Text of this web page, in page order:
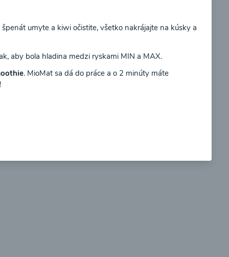
Brokolicové cappuccino
umyte a kiwi očistite, všetko nakrájajte na kúsky a
aby bola hladina medzi ryskami MIN a MAX.
. MioMat sa dá do práce a o 2 minúty máte
Súhlasím